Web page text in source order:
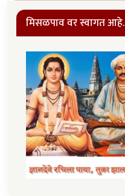
मिसळपाव वर स्वागत आहे.